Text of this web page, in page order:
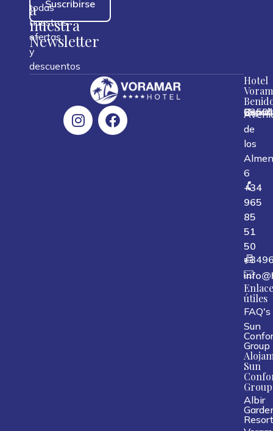
a
nuestra
Newsletter
todas
nuestras
ofertas
y
descuentos
Suscribirse
Hotel
de
los
6
,,,
+34
965
85
51
50
útiles
FAQ's
Sun
Group
Sun
Group
Albir
Resort